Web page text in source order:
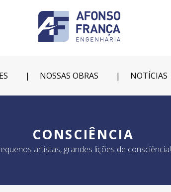
NOSSAS OBRAS NOTÍCIAS
CONSCIÊNCIA
artistas, grandes lições de consciência!